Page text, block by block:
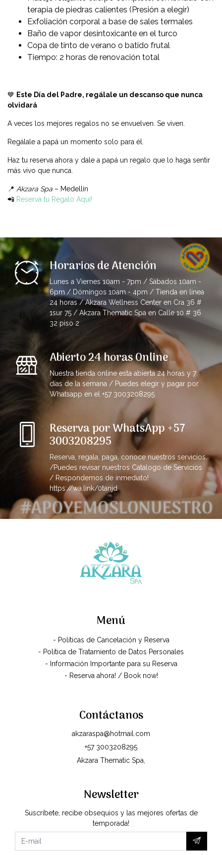
terapia de piedras calientes (Presión a elegir)
Exfoliación corporal a base de sales termales
Baño de vapor desintoxicante en el turco
Copa de tinto de verano o batido frutal
Tiempo: 2 horas de renovación total
💙 Este Día del Padre, regálale un descanso que nunca
olvidará
A veces los mejores regalos no se envuelven. Se viven.
Regálale a papá un momento solo para él.
Haz tu reserva ahora y dale a papá un regalo que lo haga sentir
más vivo que nunca.
📍 Akzara Spa – Medellín
📲 Reserva tu Regalo Aquí!
Horarios de Atención
Lunes a Viernes 10am - 7pm / Sábados 10am -
6pm / Dómingos 10am - 4pm / Tienda en linea
24 horas / Akzara Wellness Center en Cra 36 #
1sur 75 / Akzara Thematic Spa en Calle 10 # 36
32 piso 2
Abierto 24 horas Online
Nuestra tienda online esta abierta 24 horas y 7
días de la semana / Puedes elegir y pagar por
Whatsapp en el +57 3003208295
Reserva por WhatsApp +57
3003208295
Reserva, regala, paga, conoce nuestros servicios.
/Puedes revisar nuestros Catalogo de Servicios
/ Respondemos de inmediato!
https://wa.link/0tanjd
Menú
- Políticas de Cancelación y Reserva
- Política de Tratamiento de Datos Personales
- Información Importante para su Reserva
- Reserva ahora! / Book now!
Contáctanos
akzaraspa@hotmail.com
+57 3003208295
Akzara Thematic Spa,
Newsletter
Suscríbete, recibe obsequios y las mejores ofertas de
temporada!